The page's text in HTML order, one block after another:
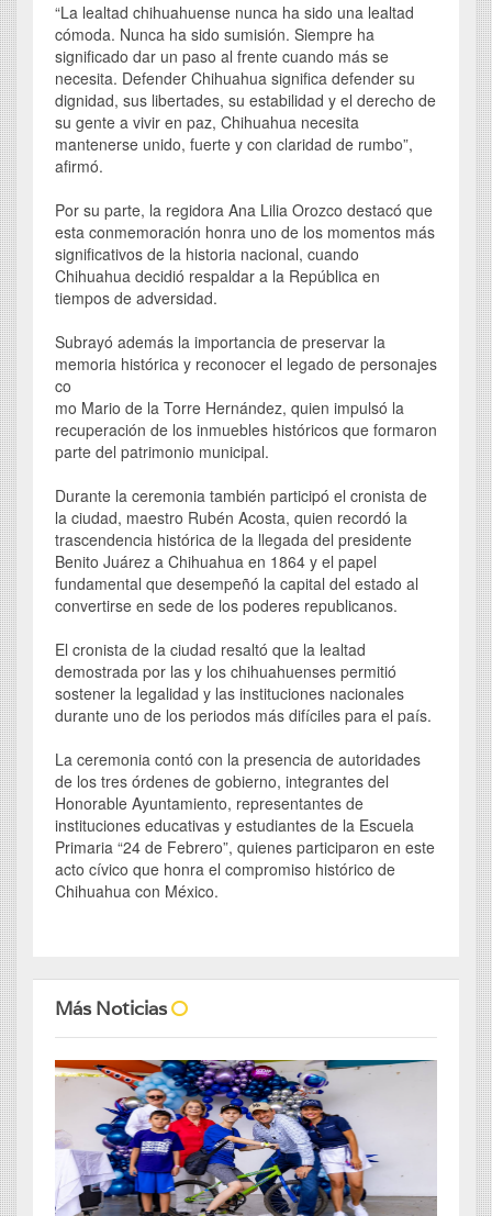
“La lealtad chihuahuense nunca ha sido una lealtad
cómoda. Nunca ha sido sumisión. Siempre ha
significado dar un paso al frente cuando más se
necesita. Defender Chihuahua significa defender su
dignidad, sus libertades, su estabilidad y el derecho de
su gente a vivir en paz, Chihuahua necesita
mantenerse unido, fuerte y con claridad de rumbo”,
afirmó.
Por su parte, la regidora Ana Lilia Orozco destacó que
esta conmemoración honra uno de los momentos más
significativos de la historia nacional, cuando
Chihuahua decidió respaldar a la República en
tiempos de adversidad.
Subrayó además la importancia de preservar la
memoria histórica y reconocer el legado de personajes
co
mo Mario de la Torre Hernández, quien impulsó la
recuperación de los inmuebles históricos que formaron
parte del patrimonio municipal.
Durante la ceremonia también participó el cronista de
la ciudad, maestro Rubén Acosta, quien recordó la
trascendencia histórica de la llegada del presidente
Benito Juárez a Chihuahua en 1864 y el papel
fundamental que desempeñó la capital del estado al
convertirse en sede de los poderes republicanos.
El cronista de la ciudad resaltó que la lealtad
demostrada por las y los chihuahuenses permitió
sostener la legalidad y las instituciones nacionales
durante uno de los periodos más difíciles para el país.
La ceremonia contó con la presencia de autoridades
de los tres órdenes de gobierno, integrantes del
Honorable Ayuntamiento, representantes de
instituciones educativas y estudiantes de la Escuela
Primaria “24 de Febrero”, quienes participaron en este
acto cívico que honra el compromiso histórico de
Chihuahua con México.
Más Noticias